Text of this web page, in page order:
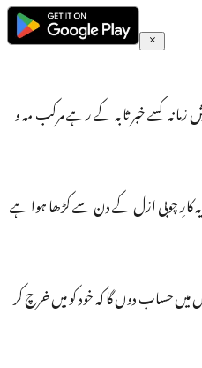
کسے خبر ثابہ کے رہے مرکب مہ و
کارِ چوبی ازل کے دن سے کڑھا ہوا ہے
حساب دوں گا کہ خود کو میں خرچ کر